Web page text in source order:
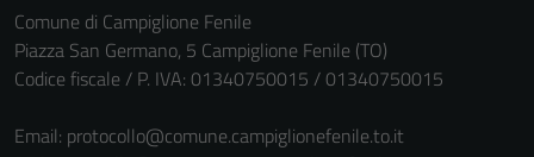
Comune di Campiglione Fenile
Piazza San Germano, 5 Campiglione Fenile (TO)
Codice fiscale / P. IVA: 01340750015 / 01340750015
Email: protocollo@comune.campiglionefenile.to.it